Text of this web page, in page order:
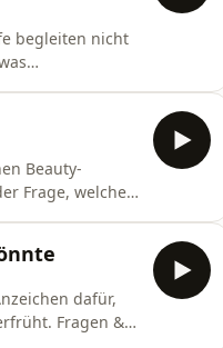
begleiten nicht
Beauty-
Frage, welchen
dafür,
Fragen &